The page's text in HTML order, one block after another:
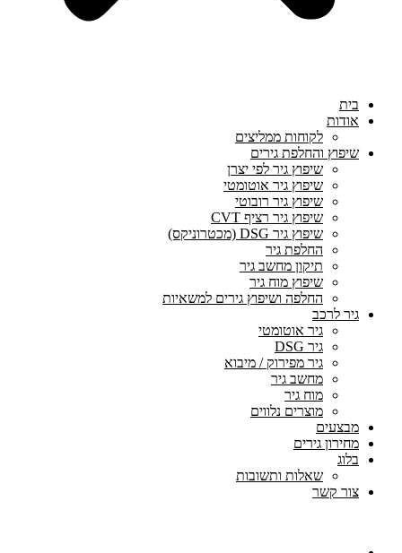
בית
אודות
לקוחות ממליצים
שיפוץ והחלפת גירים
שיפוץ גיר לפי יצרן
שיפוץ גיר אוטומטי
שיפוץ גיר רובוטי
שיפוץ גיר רציף CVT
שיפוץ גיר DSG (מכטרוניקס)
החלפת גיר
תיקון מחשב גיר
שיפוץ מוח גיר
החלפה ושיפוץ גירים למשאיות
גיר לרכב
גיר אוטומטי
גיר DSG
גיר מפירוק / מיבוא
מחשב גיר
מוח גיר
מוצרים נלווים
מבצעים
מחירון גירים
בלוג
שאלות ותשובות
צור קשר